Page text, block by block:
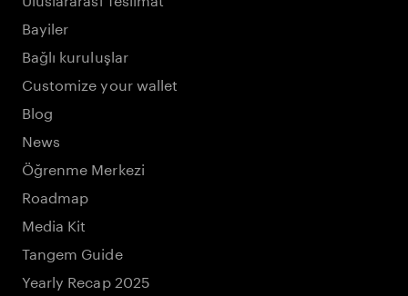
Bayiler
Bağlı kuruluşlar
Customize your wallet
Blog
News
Öğrenme Merkezi
Roadmap
Media Kit
Tangem Guide
Yearly Recap 2025